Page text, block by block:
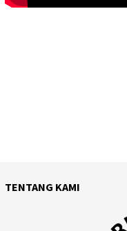
TENTANG KAMI